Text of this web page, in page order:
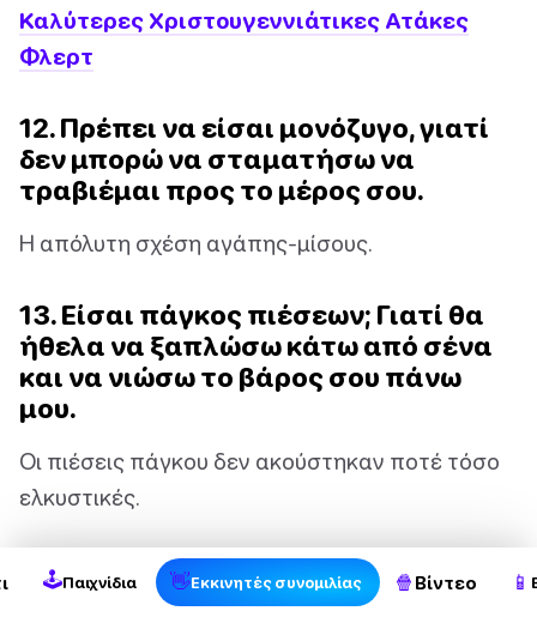
Καλύτερες Χριστουγεννιάτικες Ατάκες
Φλερτ
12. Πρέπει να είσαι μονόζυγο, γιατί
δεν μπορώ να σταματήσω να
τραβιέμαι προς το μέρος σου.
Η απόλυτη σχέση αγάπης-μίσους.
13. Είσαι πάγκος πιέσεων; Γιατί θα
ήθελα να ξαπλώσω κάτω από σένα
και να νιώσω το βάρος σου πάνω
μου.
Οι πιέσεις πάγκου δεν ακούστηκαν ποτέ τόσο
ελκυστικές.
14. Λένε ότι οι άρσεις θανάτου είναι
η καλύτερη άσκηση για δυνατή
🕹Παιχνίδια 👋Εκκινητές συνομιλίας 🍿 Βίντεο 📱